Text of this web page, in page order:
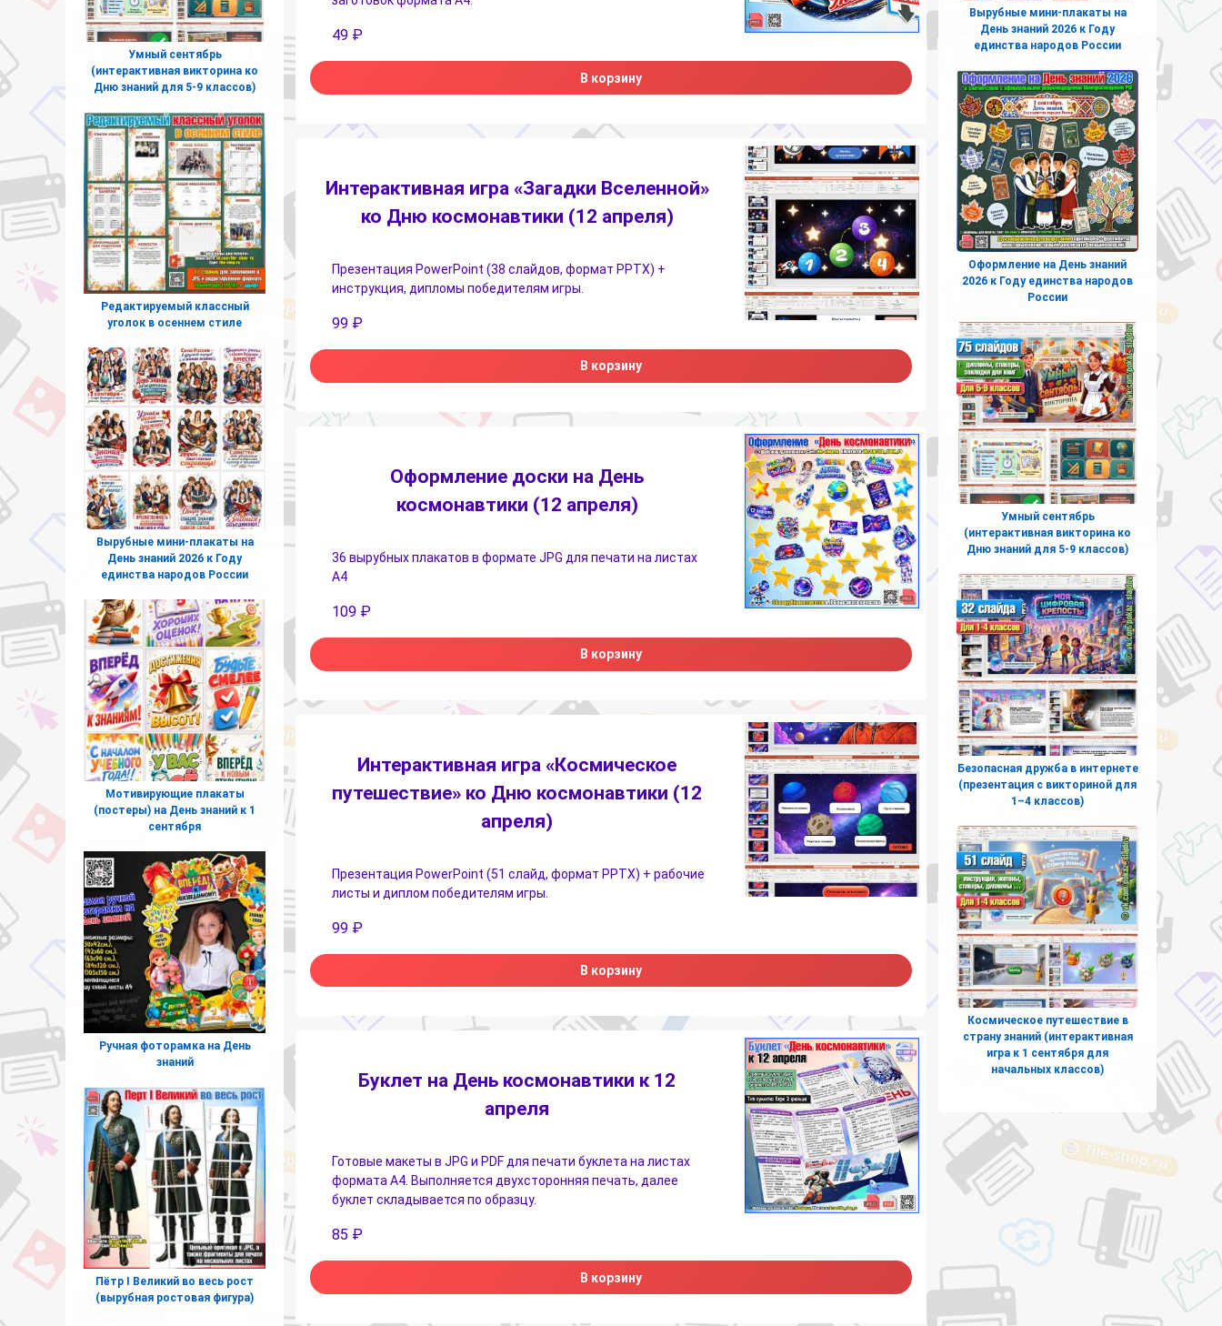
49 ₽
В корзину
Интерактивная игра «Загадки Вселенной»
ко Дню космонавтики (12 апреля)
Презентация PowerPoint (38 слайдов, формат PPTX) +
инструкция, дипломы победителям игры.
99 ₽
В корзину
Оформление доски на День
космонавтики (12 апреля)
36 вырубных плакатов в формате JPG для печати на листах
А4
109 ₽
В корзину
Интерактивная игра «Космическое
путешествие» ко Дню космонавтики (12
апреля)
Презентация PowerPoint (51 слайд, формат PPTX) + рабочие
листы и диплом победителям игры.
99 ₽
В корзину
Буклет на День космонавтики к 12
апреля
Готовые макеты в JPG и PDF для печати буклета на листах
формата А4. Выполняется двухсторонняя печать, далее
буклет складывается по образцу.
85 ₽
В корзину
Умный сентябрь
(интерактивная викторина ко
Дню знаний для 5-9 классов)
Редактируемый классный
уголок в осеннем стиле
Вырубные мини-плакаты на
День знаний 2026 к Году
единства народов России
Мотивирующие плакаты
(постеры) на День знаний к 1
сентября
Ручная фоторамка на День
знаний
Пётр I Великий во весь рост
(вырубная ростовая фигура)
Вырубные мини-плакаты на
День знаний 2026 к Году
единства народов России
Оформление на День знаний
2026 к Году единства народов
России
Умный сентябрь
(интерактивная викторина ко
Дню знаний для 5-9 классов)
Безопасная дружба в интернете
(презентация с викториной для
1–4 классов)
Космическое путешествие в
страну знаний (интерактивная
игра к 1 сентября для
начальных классов)